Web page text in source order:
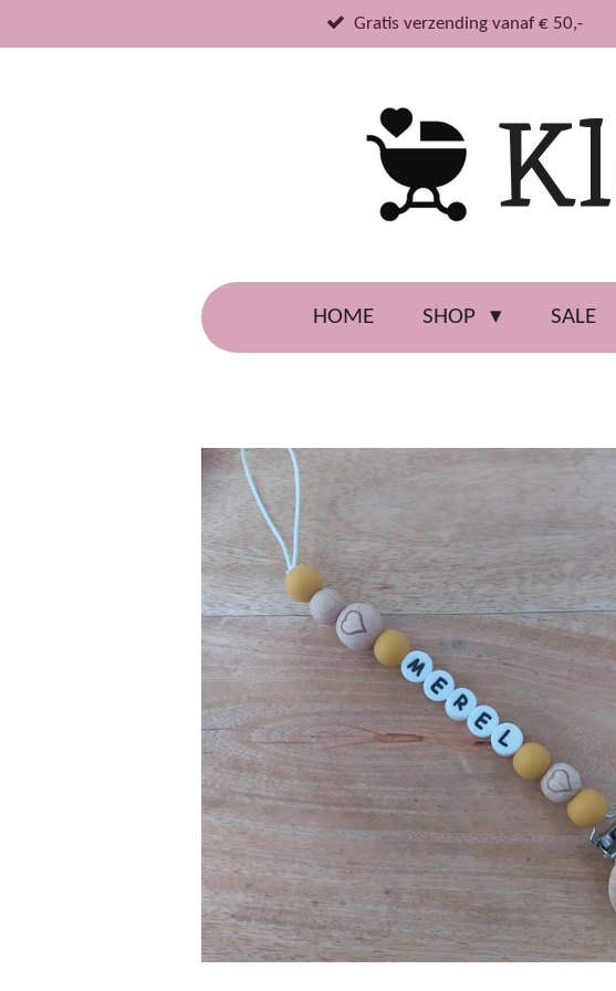
direct
Gratis verzending vanaf € 50,-
HOME SHOP SALE